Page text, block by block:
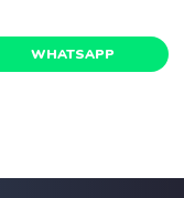
WHATSAPP